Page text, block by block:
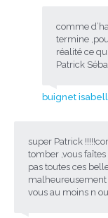
comme
termine
réalité ce
Patrick
buignet
super Patrick
tomber ,vous
pas toutes ces
malheureusement
vous au moins n